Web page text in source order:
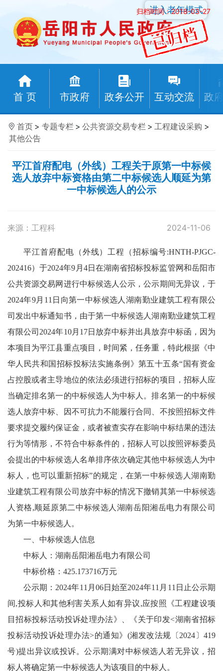
归档时间：2018-03-27
首 页 市政府 政务公开 互动交流 政
进入老年模式
首页 > 专题专栏 > 公共资源交易专栏 > 工程建设采购 >
其他公告
平江首府配电（外线）工程关于原第一中标候
选人放弃中标资格由第二中标候选人顺延为第
一中标候选人的公示
来源：工程科 2024-11-06
平江首府配电（外线）工程（招标编号:HNTH-PJGC-
202416）于2024年9月4日在湖南省招标投标监管网和岳阳市
公共资源交易网进行中标候选人公示，公示期间无异议，于
2024年9月11日向第一中标候选人湖南勤业建筑工程有限公
司发出中标通知书，由于第一中标候选人湖南勤业建筑工程
有限公司2024年10月17日放弃中标并出具放弃中标函，因为
本项目为平江县重点项目，时间紧，任务重，特此根据《中
华人民共和国招标投标法实施条例》第五十五条“国有资金
占控股或者主导地位的依法必须进行招标的项目，招标人应
当确定排名第一的中标候选人为中标人。排名第一的中标候
选人放弃中标、因不可抗力不能履行合同、不按照招标文件
要求提交履约保证金，或者被查实存在影响中标结果的违法
行为等情形，不符合中标条件的，招标人可以按照评标委员
会提出的中标候选人名单排序依次确定其他中标候选人为中
标人，也可以重新招标”的规定，在第一中标候选人湖南勤
业建筑工程有限公司放弃中标的情况下撤销其第一中标候选
人资格,顺延原第二中标候选人湖南岳阳湘岳电力有限公司
为第一中标候选人。
一、中标候选人信息
中标人：湖南岳阳湘岳电力有限公司
中标价格：425.173716万元
公示期：2024年11月06日始至2024年11月11日止公示期
间,投标人和其他利害关系人如有异议,应按照《工程建设项
目招标投标活动投诉处理办法》、《关于印发<湖南省招标
投标活动投诉处理办法>的通知》(湘发改法规〔2024〕419
号)提出异议或投诉。公示期满对中标候选人若无异议，招
标人将确定第一中标候选人为该项目的中标人。